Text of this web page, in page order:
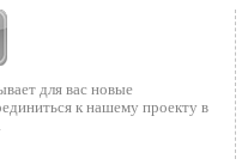
для вас новые
к нашему проекту в